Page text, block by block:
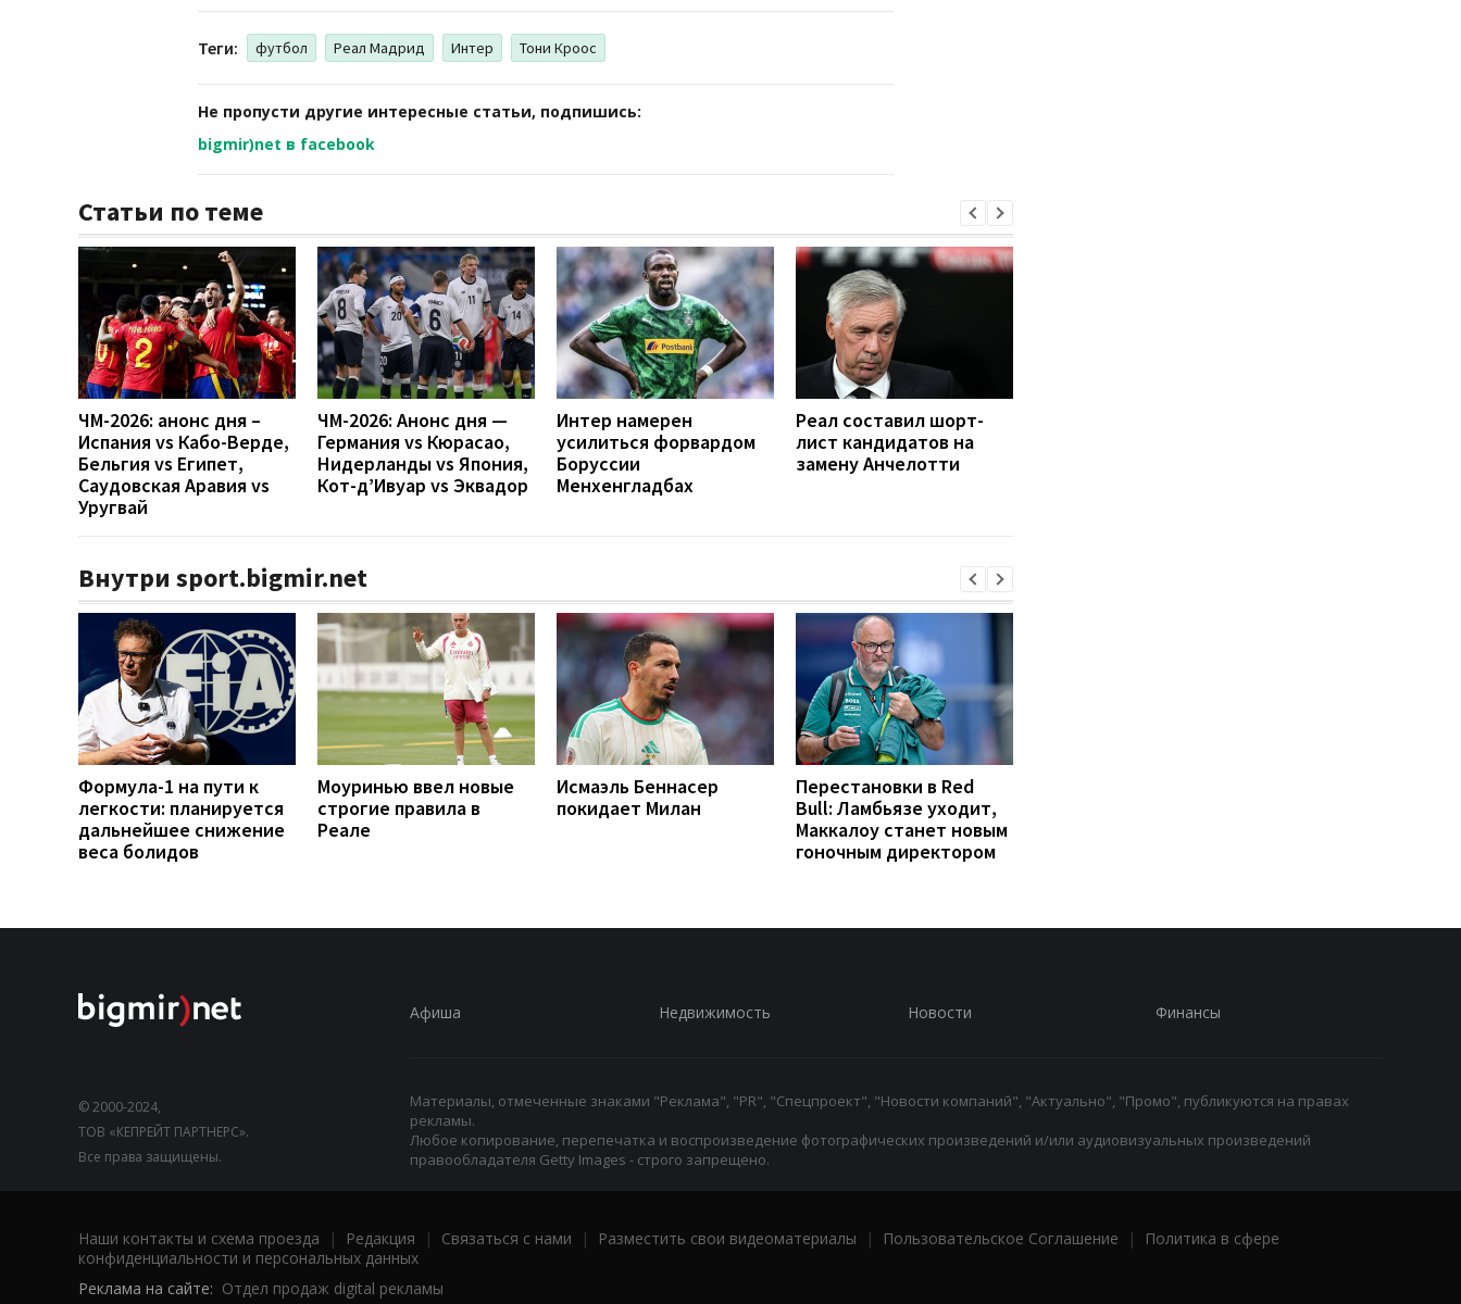
Теги: футбол Реал Мадрид Интер Тони Кроос
Не пропусти другие интересные статьи, подпишись:
bigmir)net в facebook
Статьи по теме
ЧМ-2026: анонс дня –
Испания vs Кабо-Верде,
Бельгия vs Египет,
Саудовская Аравия vs
Уругвай
ЧМ-2026: Анонс дня —
Германия vs Кюрасао,
Нидерланды vs Япония,
Кот-д’Ивуар vs Эквадор
Интер намерен
усилиться форвардом
Боруссии
Менхенгладбах
Реал составил шорт-
лист кандидатов на
замену Анчелотти
Внутри sport.bigmir.net
Формула-1 на пути к
легкости: планируется
дальнейшее снижение
веса болидов
Моуринью ввел новые
строгие правила в
Реале
Исмаэль Беннасер
покидает Милан
Перестановки в Red
Bull: Ламбьязе уходит,
Маккалоу станет новым
гоночным директором
© 2000-2024,
ТОВ «КЕПРЕЙТ ПАРТНЕРС».
Все права защищены.
Афиша Недвижимость Новости Финансы
Материалы, отмеченные знаками "Реклама", "PR", "Спецпроект", "Новости компаний", "Актуально", "Промо", публикуются на правах
рекламы.
Любое копирование, перепечатка и воспроизведение фотографических произведений и/или аудиовизуальных произведений
правообладателя Getty Images - строго запрещено.
Наши контакты и схема проезда | Редакция | Связаться с нами | Разместить свои видеоматериалы | Пользовательское Соглашение |
Политика в сфере
конфиденциальности и персональных данных
Реклама на сайте: Отдел продаж digital рекламы